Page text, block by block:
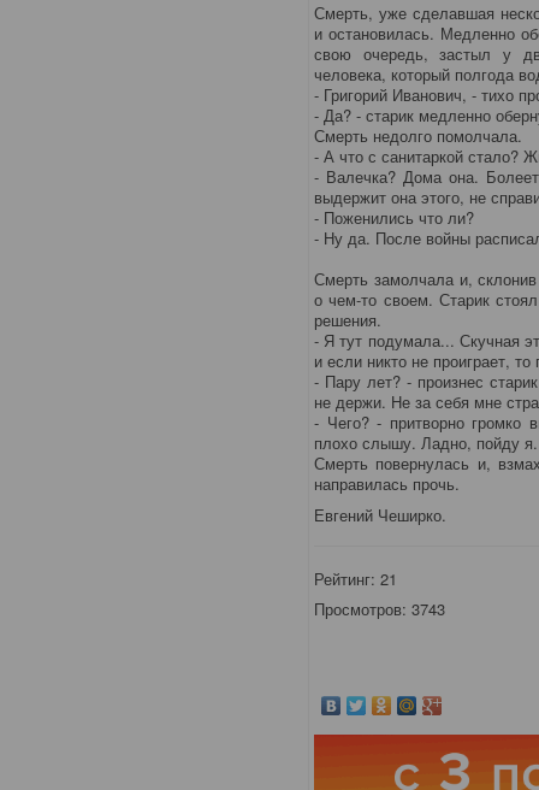
Смерть, уже сделавшая
и остановилась. Медленно
свою очередь, застыл у
человека, который полгода
- Григорий Иванович, - тихо
- Да? - старик медленно
Смерть недолго помолчала.
- А что с санитаркой стало?
- Валечка? Дома она.
выдержит она этого, не
- Поженились что ли?
- Ну да. После войны
Смерть замолчала и,
о чем-то своем. Старик
решения.
- Я тут подумала... Скучная
и если никто не проиграет,
- Пару лет? - произнес
не держи. Не за себя мне
- Чего? - притворно громко
плохо слышу. Ладно, пойду
Смерть повернулась и,
направилась прочь.
Евгений Чеширко.
Рейтинг:21
Просмотров: 3743